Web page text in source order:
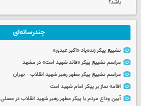
باشد؟
چندرسانه‌ای
تشییع پیکر زنده‌یاد «اکبر عبدی»
مراسم تشییع پیکر «قائد شهید امت» در مشهد
مراسم تشییع پیکر مطهر رهبر شهید انقلاب - تهران
اقامه نماز بر پیکر امام شهید امت
آیین وداع مردم با پیکر مطهر رهبر شهید انقلاب در